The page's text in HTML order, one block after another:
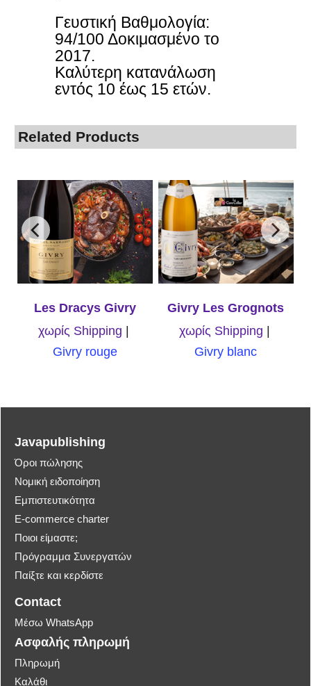
Γευστική Βαθμολογία:
94/100 Δοκιμασμένο το
2017.
Καλύτερη κατανάλωση
εντός 10 έως 15 ετών.
Related Products
Les Dracys Givry
χωρίς Shipping
Givry rouge
Givry Les Grognots
χωρίς Shipping
Givry blanc
Javapublishing
Όροι πώλησης
Νομική ειδοποίηση
Εμπιστευτικότητα
E-commerce charter
Ποιοι είμαστε;
Πρόγραμμα Συνεργατών
Παίξτε και κερδίστε
Contact
Μέσω WhatsApp
Ασφαλής πληρωμή
Πληρωμή
Καλάθι